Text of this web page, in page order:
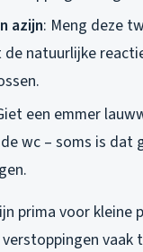
azijn: Meng deze
de natuurlijke
een emmer
wc – soms is dat
prima voor kleine
vaak